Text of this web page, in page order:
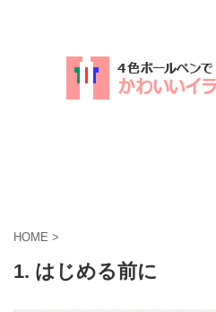
HOME >
1. はじめる前に